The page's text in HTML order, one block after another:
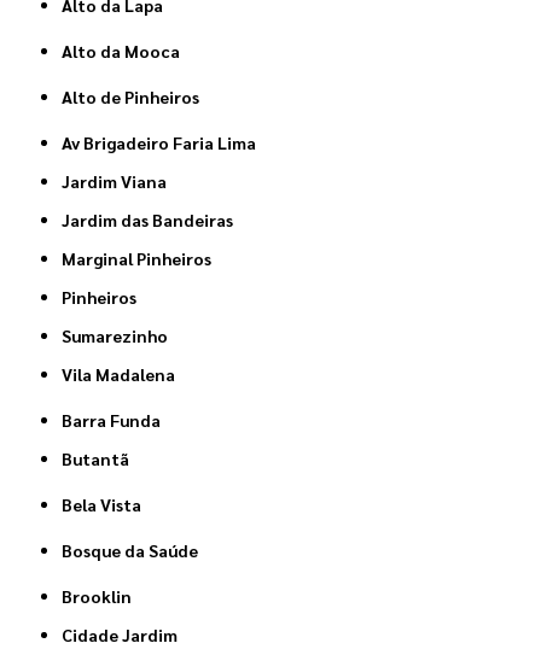
Alto da Lapa
Alto da Mooca
Alto de Pinheiros
Av Brigadeiro Faria Lima
Jardim Viana
Jardim das Bandeiras
Marginal Pinheiros
Pinheiros
Sumarezinho
Vila Madalena
Barra Funda
Butantã
Bela Vista
Bosque da Saúde
Brooklin
Cidade Jardim